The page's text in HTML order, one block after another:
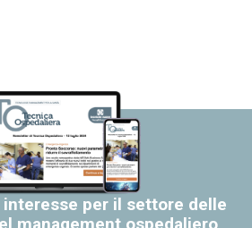
per il settore delle
management ospedaliero